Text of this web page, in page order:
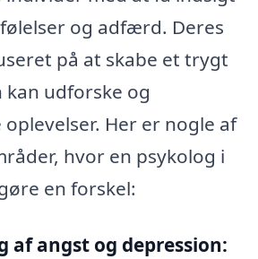
og adfærd. Deres
på at skabe et trygt
udforske og
Her er nogle af
hvor en psykolog i
en forskel:
af angst og depression: